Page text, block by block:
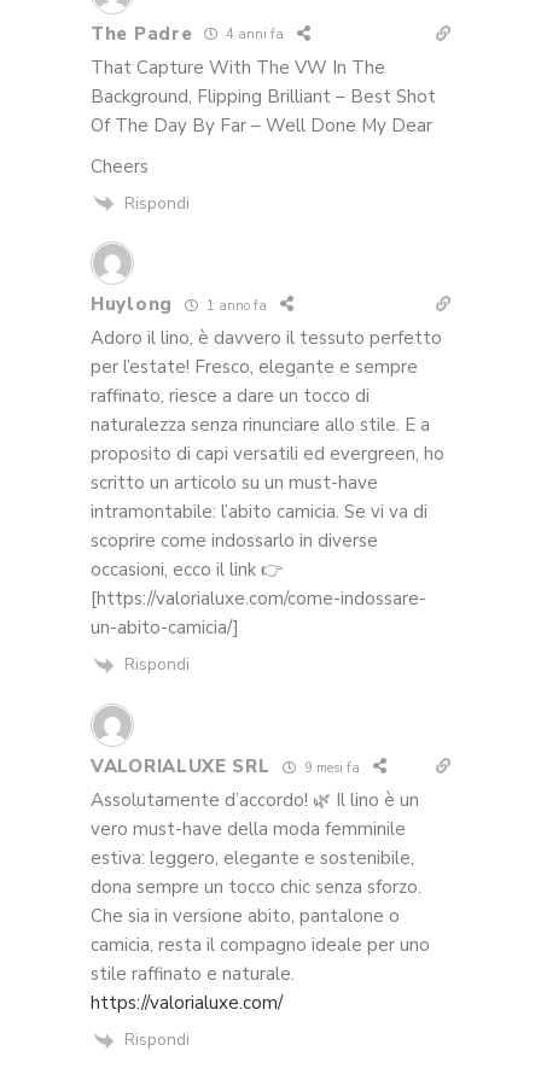
The Padre 4 anni fa
That Capture With The VW In The
Background, Flipping Brilliant – Best Shot
Of The Day By Far – Well Done My Dear
Cheers
Rispondi
Huylong 1 anno fa
Adoro il lino, è davvero il tessuto perfetto
per l’estate! Fresco, elegante e sempre
raffinato, riesce a dare un tocco di
naturalezza senza rinunciare allo stile. E a
proposito di capi versatili ed evergreen, ho
scritto un articolo su un must-have
intramontabile: l’abito camicia. Se vi va di
scoprire come indossarlo in diverse
occasioni, ecco il link 👉
[https://valorialuxe.com/come-indossare-
un-abito-camicia/]
Rispondi
VALORIALUXE SRL 9 mesi fa
Assolutamente d’accordo! 🌿 Il lino è un
vero must-have della moda femminile
estiva: leggero, elegante e sostenibile,
dona sempre un tocco chic senza sforzo.
Che sia in versione abito, pantalone o
camicia, resta il compagno ideale per uno
stile raffinato e naturale.
https://valorialuxe.com/
Rispondi